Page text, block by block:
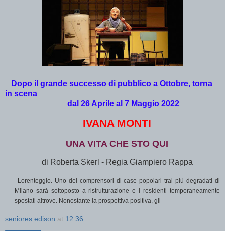
Dopo il grande successo di pubblico a Ottobre, torna
in scena
dal 26 Aprile al 7 Maggio 2022
IVANA MONTI
UNA VITA CHE STO QUI
di Roberta Skerl - Regia Giampiero Rappa
Lorenteggio. Uno dei comprensori di case popolari trai più degradati di
Milano sarà sottoposto a ristrutturazione e i residenti temporaneamente
spostati altrove. Nonostante la prospettiva positiva, gli
seniores edison at 12:36